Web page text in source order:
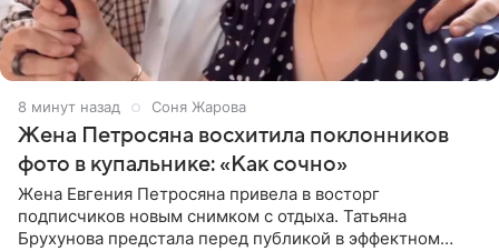
8 минут назад Соня Жарова
Жена Петросяна восхитила поклонников
фото в купальнике: «Как сочно»
Жена Евгения Петросяна привела в восторг
подписчиков новым снимком с отдыха. Татьяна
Брухунова предстала перед публикой в эффектном